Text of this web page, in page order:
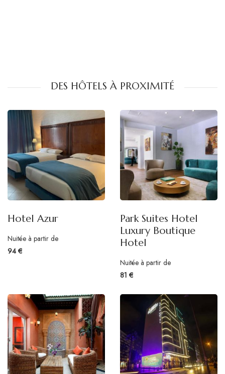
DES HÔTELS À PROXIMITÉ
Hotel Azur
Nuitée à partir de
94 €
Park Suites Hotel
Luxury Boutique
Hotel
Nuitée à partir de
81 €